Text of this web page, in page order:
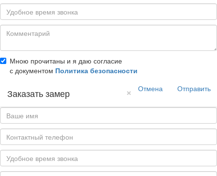
Мною прочитаны и я даю согласие
с документом Политика безопасности
Отмена
Отправить
×
Заказать замер